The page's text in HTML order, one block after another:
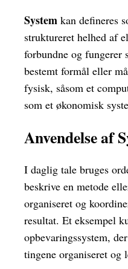
System kan defineres
struktureret helhed af
forbundne og fungerer
bestemt formål eller
fysisk, såsom et
som et økonomisk
Anvendelse af
I daglig tale bruges
beskrive en metode
organiseret og
resultat. Et eksempel
opbevaringssystem,
tingene organiseret